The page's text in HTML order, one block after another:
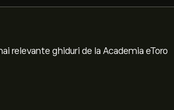
relevante ghiduri de la Academia eToro